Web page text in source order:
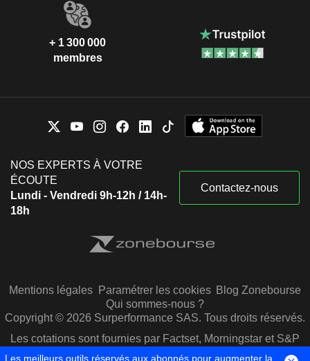
+ 1 300 000
membres
NOS EXPERTS À VOTRE
ÉCOUTE
Lundi - Vendredi 9h-12h / 14h-
18h
Contactez-nous
Mentions légales Paramétrer les cookies Blog Zonebourse
Qui sommes-nous ?
Copyright © 2026 Surperformance SAS. Tous droits réservés.
Les cotations sont fournies par Factset, Morningstar et S&P
Capital IQ
Les meilleurs outils réservés aux abonnés pour augmenter la